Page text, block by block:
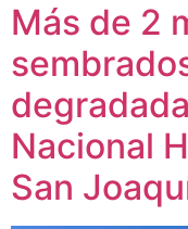
Más de 2
Nacional
San